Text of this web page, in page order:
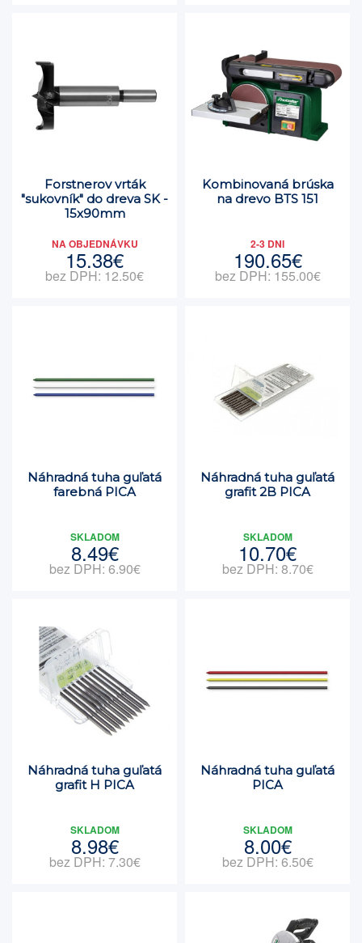
Forstnerov vrták
"sukovník" do dreva SK -
15x90mm
NA OBJEDNÁVKU
15.38€
bez DPH: 12.50€
Kombinovaná brúska
na drevo BTS 151
2-3 DNI
190.65€
bez DPH: 155.00€
Náhradná tuha guľatá
farebná PICA
SKLADOM
8.49€
bez DPH: 6.90€
Náhradná tuha guľatá
grafit 2B PICA
SKLADOM
10.70€
bez DPH: 8.70€
Náhradná tuha guľatá
grafit H PICA
SKLADOM
8.98€
bez DPH: 7.30€
Náhradná tuha guľatá
PICA
SKLADOM
8.00€
bez DPH: 6.50€